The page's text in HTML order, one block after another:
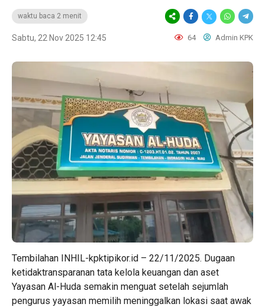
waktu baca 2 menit
Sabtu, 22 Nov 2025 12:45 64 Admin KPK
Tembilahan INHIL-kpktipikor.id – 22/11/2025. Dugaan
ketidaktransparanan tata kelola keuangan dan aset
Yayasan Al-Huda semakin menguat setelah sejumlah
pengurus yayasan memilih meninggalkan lokasi saat awak